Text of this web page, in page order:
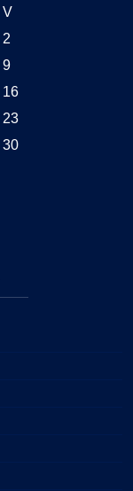
V
2
9
16
23
30